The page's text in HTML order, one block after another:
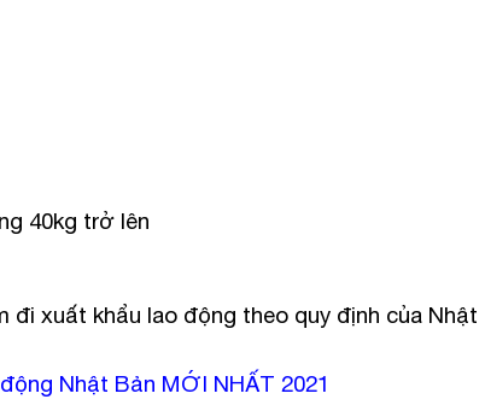
40kg trở lên
đi xuất khẩu lao động theo quy định của Nhật
Nhật Bản MỚI NHẤT 2021